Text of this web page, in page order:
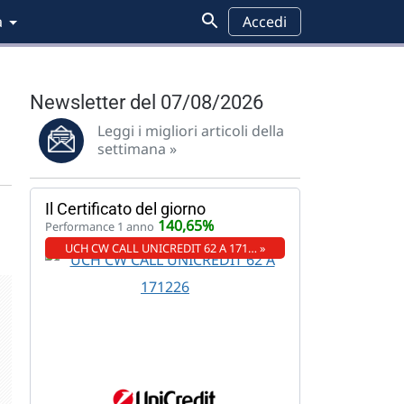
Accedi
Newsletter del 07/08/2026
Leggi i migliori articoli della
settimana »
Il Certificato del giorno
Performance 1 anno 140,65%
UCH CW CALL UNICREDIT 62 A 171… »